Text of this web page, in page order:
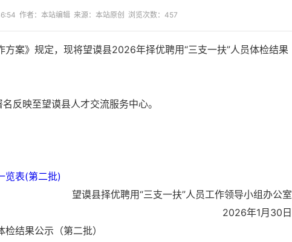
作者：本站编辑 来源：本站原创 浏览次数： 457
案》规定，现将望谟县2026年择优聘用“三支一扶”人员体检结果
反映至望谟县人才交流服务中心。
览表(第二批)
望谟县择优聘用“三支一扶”人员工作领导小组办公室
2026年1月30日
结果公示（第二批）